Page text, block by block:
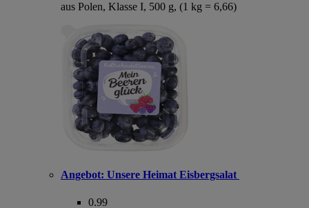
aus Polen, Klasse I, 500 g, (1 kg = 6,66)
Angebot: Unsere Heimat Eisbergsalat
0.99